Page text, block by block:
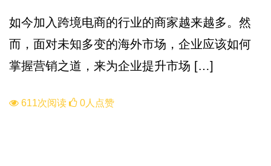
如今加入跨境电商的行业的商家越来越多。然
而，面对未知多变的海外市场，企业应该如何
掌握营销之道，来为企业提升市场 […]
611次阅读 0人点赞